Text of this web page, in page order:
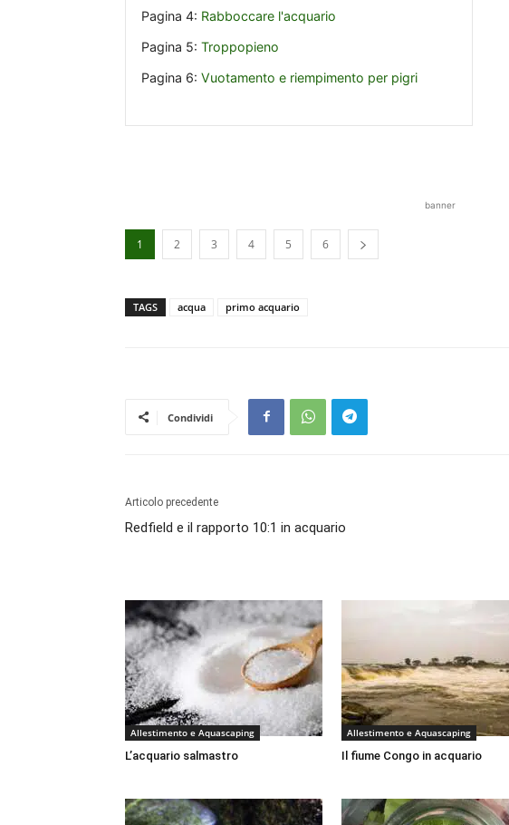
Pagina 4: Rabboccare l'acquario
Pagina 5: Troppopieno
Pagina 6: Vuotamento e riempimento per pigri
banner
1 2 3 4 5 6
TAGS acqua primo acquario
Condividi
Articolo precedente
Redfield e il rapporto 10:1 in acquario
Allestimento e Aquascaping
L’acquario salmastro
Allestimento e Aquascaping
Il fiume Congo in acquario